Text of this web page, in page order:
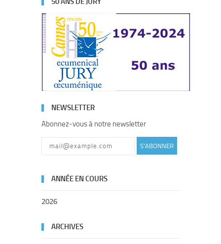
NEWSLETTER
Abonnez-vous à notre newsletter
S'ABONNER
ANNÉE EN COURS
2026
ARCHIVES